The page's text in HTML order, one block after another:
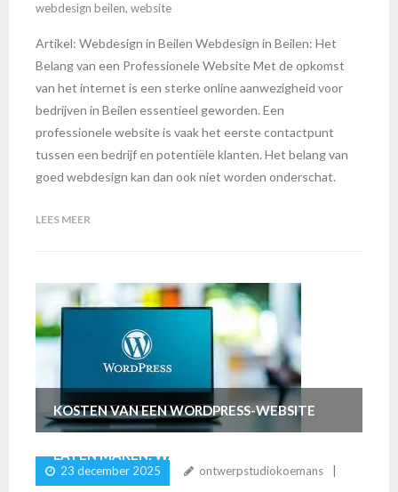
webdesign beilen, website
Artikel: Webdesign in Beilen Webdesign in Beilen: Het
Belang van een Professionele Website Met de opkomst
van het internet is een sterke online aanwezigheid voor
bedrijven in Beilen essentieel geworden. Een
professionele website is vaak het eerste contactpunt
tussen een bedrijf en potentiële klanten. Het belang van
goed webdesign kan dan ook niet worden onderschat.
LEES MEER
KOSTEN VAN EEN WORDPRESS-WEBSITE
LATEN MAKEN: WAT ZIJN DE TARIEVEN?
23 december 2025 ontwerpstudiokoemans